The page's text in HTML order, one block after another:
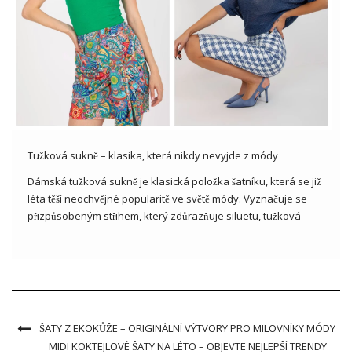
Tužková sukně – klasika, která nikdy nevyjde z módy
Dámská tužková sukně je klasická položka šatníku, která se již
léta těší neochvějné popularitě ve světě módy. Vyznačuje se
přizpůsobeným střihem, který zdůrazňuje siluetu, tužková
ŠATY Z EKOKŮŽE – ORIGINÁLNÍ VÝTVORY PRO MILOVNÍKY MÓDY
MIDI KOKTEJLOVÉ ŠATY NA LÉTO – OBJEVTE NEJLEPŠÍ TRENDY